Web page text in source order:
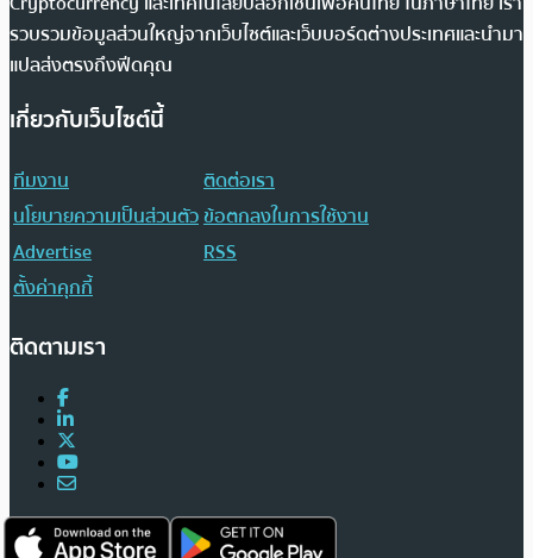
รวบรวมข้อมูลส่วนใหญ่จากเว็บไซต์และเว็บบอร์ดต่างประเทศและนำมา
แปลส่งตรงถึงฟีดคุณ
เกี่ยวกับเว็บไซต์นี้
ทีมงาน
ติดต่อเรา
นโยบายความเป็นส่วนตัวข้อตกลงในการใช้งาน
Advertise
RSS
ตั้งค่าคุกกี้
ติดตามเรา